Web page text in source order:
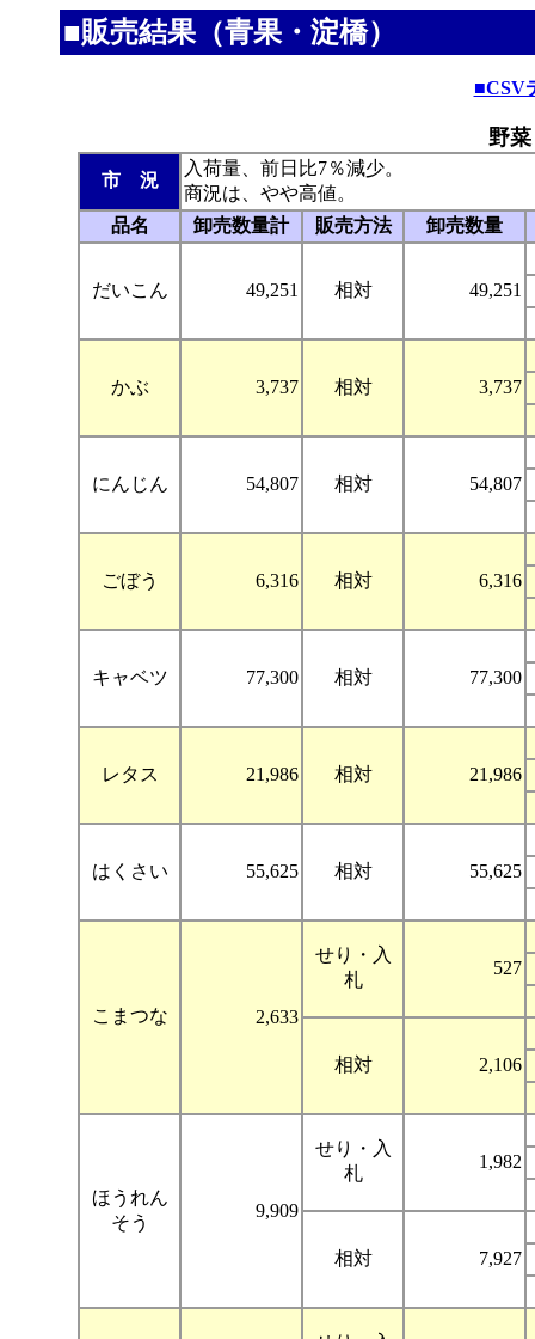
■販売結果（青果・淀橋）
■CSV
野
市 況
入荷量、前日比7％減少。
商況は、やや高値。
品名
卸売数量計 販売方法 卸売数量
だいこん 49,251 相対 49,251
かぶ 3,737 相対 3,737
にんじん 54,807 相対 54,807
ごぼう 6,316 相対 6,316
キャベツ 77,300 相対 77,300
レタス 21,986 相対 21,986
はくさい 55,625 相対 55,625
こまつな 2,633
せり・入
札
527
相対 2,106
ほうれん
そう
9,909
せり・入
札
1,982
相対 7,927